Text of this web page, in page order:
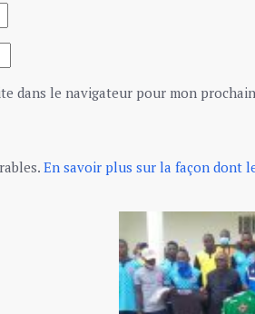
dans le navigateur pour mon
En savoir plus sur la façon dont